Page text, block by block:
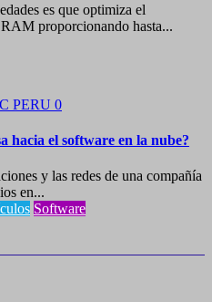
es que optimiza el
proporcionando hasta...
PERU 0
hacia el software en la nube?
y las redes de una compañía
en...
Software